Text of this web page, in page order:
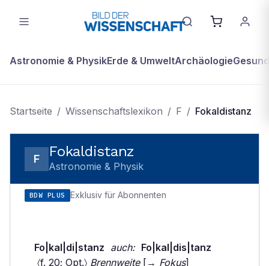
Astronomie & PhysikErde & UmweltArchäologie
Startseite / Wissenschaftslexikon / F / Fokaldistanz
F Fokaldistanz
Astronomie & Physik
BDW PLUS Exklusiv für Abonnenten
Fo|kal|di|stanz auch: Fo|kal|dis|tanz
〈f. 20; Opt.〉 Brennweite[→ Fokus]